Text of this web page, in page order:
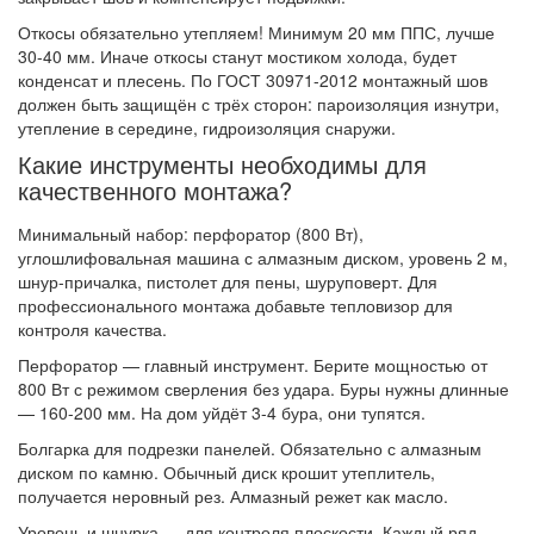
Откосы обязательно утепляем! Минимум 20 мм ППС, лучше
30-40 мм. Иначе откосы станут мостиком холода, будет
конденсат и плесень. По ГОСТ 30971-2012 монтажный шов
должен быть защищён с трёх сторон: пароизоляция изнутри,
утепление в середине, гидроизоляция снаружи.
Какие инструменты необходимы для
качественного монтажа?
Минимальный набор: перфоратор (800 Вт),
углошлифовальная машина с алмазным диском, уровень 2 м,
шнур-причалка, пистолет для пены, шуруповерт. Для
профессионального монтажа добавьте тепловизор для
контроля качества.
Перфоратор — главный инструмент. Берите мощностью от
800 Вт с режимом сверления без удара. Буры нужны длинные
— 160-200 мм. На дом уйдёт 3-4 бура, они тупятся.
Болгарка для подрезки панелей. Обязательно с алмазным
диском по камню. Обычный диск крошит утеплитель,
получается неровный рез. Алмазный режет как масло.